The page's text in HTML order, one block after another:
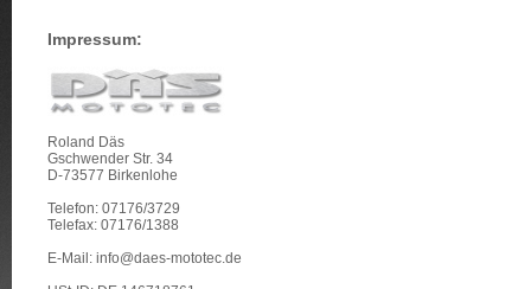
Impressum:
Roland Däs
Gschwender Str. 34
D-73577 Birkenlohe
Telefon: 07176/3729
Telefax: 07176/1388
E-Mail: info@daes-mototec.de